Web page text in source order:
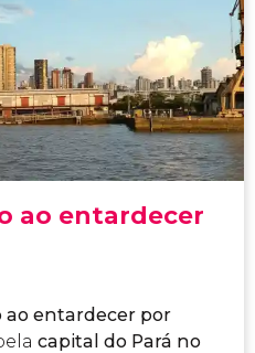
ao entardecer
ao entardecer por
capital do Pará no